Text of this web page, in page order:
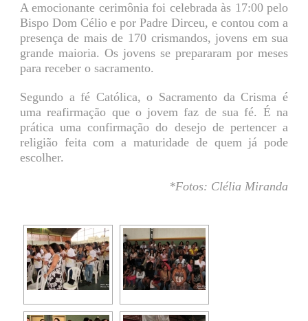
A emocionante cerimônia foi celebrada às 17:00 pelo
Bispo Dom Célio e por Padre Dirceu, e contou com a
presença de mais de 170 crismandos, jovens em sua
grande maioria. Os jovens se prepararam por meses
para receber o sacramento.
Segundo a fé Católica, o Sacramento da Crisma é
uma reafirmação que o jovem faz de sua fé. É na
prática uma confirmação do desejo de pertencer a
religião feita com a maturidade de quem já pode
escolher.
*Fotos: Clélia Miranda